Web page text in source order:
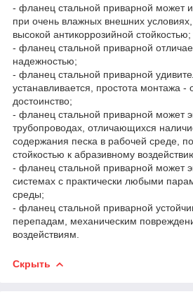
- фланец стальной приварной может
при очень влажных внешних
высокой антикоррозийной стойкостью;
- фланец стальной приварной
надежностью;
- фланец стальной приварной
устанавливается, простота монтажа -
достоинство;
- фланец стальной приварной может
трубопроводах, отличающихся
содержания песка в рабочей среде,
стойкостью к абразивному
- фланец стальной приварной может
системах с практически любыми
среды;
- фланец стальной приварной
перепадам, механическим
воздействиям.
Скрыть